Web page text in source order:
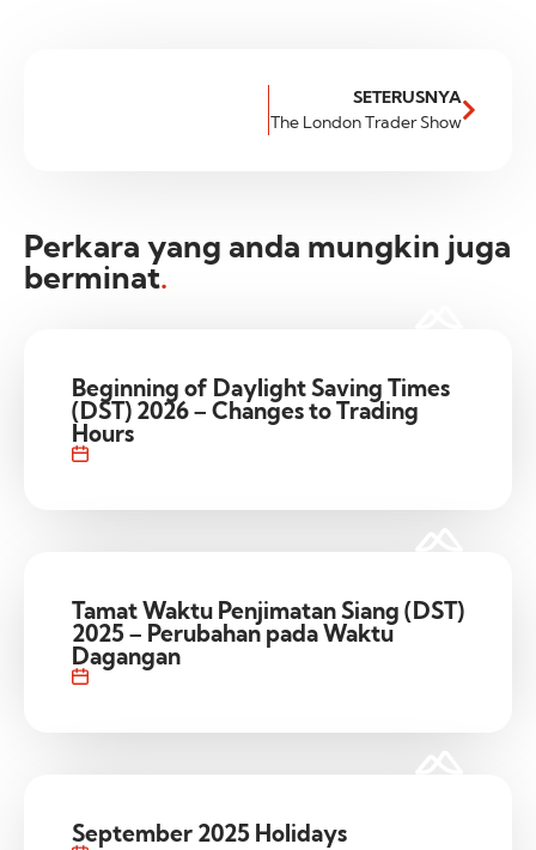
SETERUSNYA
The London Trader Show
Perkara yang anda mungkin juga
berminat.
Beginning of Daylight Saving Times
(DST) 2026 – Changes to Trading
Hours
Tamat Waktu Penjimatan Siang (DST)
2025 – Perubahan pada Waktu
Dagangan
September 2025 Holidays